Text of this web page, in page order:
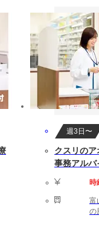
週3日〜
クスリの
事務アルバ
時
富
の